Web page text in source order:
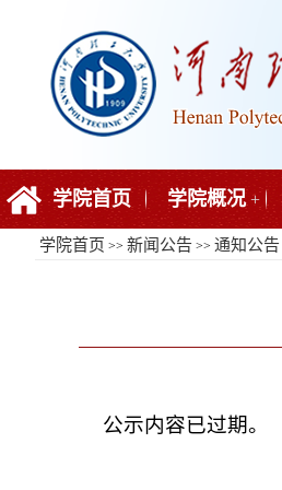
学院首页 学院概况 +
学院首页 >> 新闻公告 >> 通知公告
公示内容已过期。